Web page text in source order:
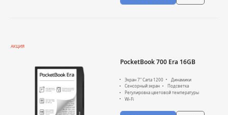
АКЦИЯ
PocketBook 700 Era 16GB
Экран 7" Carta 1200
Динамики
Сенсорный экран
Подсветка
Регулировка цветовой температуры
Wi-Fi